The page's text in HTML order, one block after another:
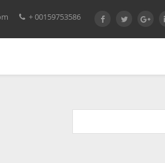
+ 00159753586